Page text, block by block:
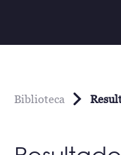
Biblioteca